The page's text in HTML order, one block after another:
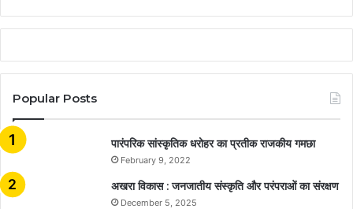
Popular Posts
​​​​​​​पारंपरिक सांस्कृतिक धरोहर का प्रतीक राजकीय गमछा
February 9, 2022
अखरा विकास : जनजातीय संस्कृति और परंपराओं का संरक्षण
December 5, 2025